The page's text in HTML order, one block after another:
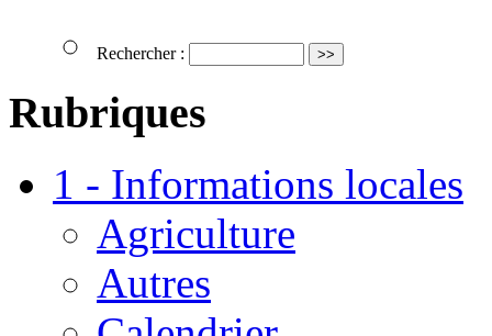
Rechercher :
Rubriques
1 - Informations locales
Agriculture
Autres